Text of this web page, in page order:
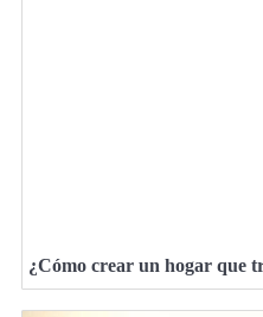
¿Cómo crear un hogar que